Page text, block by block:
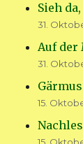
Sieh
31.
Auf der
31.
15.